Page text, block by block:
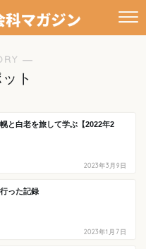
―
ト
幌と白老を旅して学ぶ【2022年2
2023年3月9日
った記録
2023年1月7日